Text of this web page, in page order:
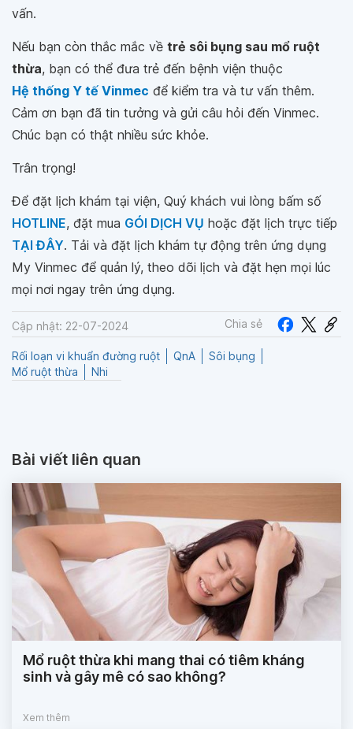
vấn.
Nếu bạn còn thắc mắc về trẻ sôi bụng sau mổ ruột
thừa, bạn có thể đưa trẻ đến bệnh viện thuộc
Hệ thống Y tế Vinmec để kiểm tra và tư vấn thêm.
Cảm ơn bạn đã tin tưởng và gửi câu hỏi đến Vinmec.
Chúc bạn có thật nhiều sức khỏe.
Trân trọng!
Để đặt lịch khám tại viện, Quý khách vui lòng bấm số
HOTLINE, đặt mua GÓI DỊCH VỤ hoặc đặt lịch trực tiếp
TẠI ĐÂY. Tải và đặt lịch khám tự động trên ứng dụng
My Vinmec để quản lý, theo dõi lịch và đặt hẹn mọi lúc
mọi nơi ngay trên ứng dụng.
Cập nhật: 22-07-2024 Chia sẻ
Rối loạn vi khuẩn đường ruột QnA
Sôi bụng
Mổ ruột thừa
Nhi
Bài viết liên quan
Mổ ruột thừa khi mang thai có tiêm kháng
sinh và gây mê có sao không?
Xem thêm